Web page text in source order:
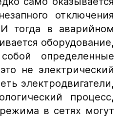
отключения
И тогда в аварийном
оборудование,
определенные
не электрический
электродвигатели,
процесс,
в сетях могут